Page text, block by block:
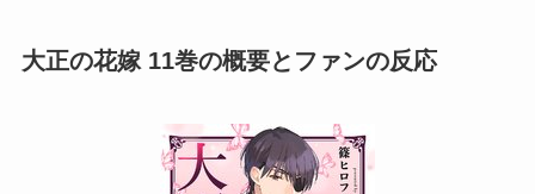
大正の花嫁 11巻の概要とファンの反応